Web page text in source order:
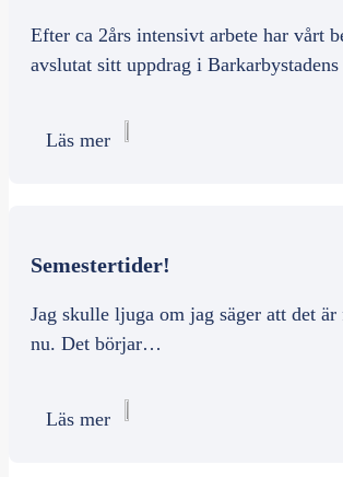
Efter ca 2års intensivt arbete har vårt
avslutat sitt uppdrag i
Läs mer
Semestertider!
Jag skulle ljuga om jag säger att det
nu. Det börjar…
Läs mer